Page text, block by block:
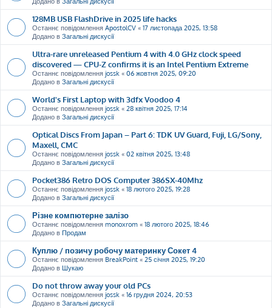
128MB USB FlashDrive in 2025 life hacks
Останнє повідомлення ApostolCV « 17 листопада 2025, 13:58
Додано в Загальні дискусії
Ultra-rare unreleased Pentium 4 with 4.0 GHz clock speed
discovered — CPU-Z confirms it is an Intel Pentium Extreme
Останнє повідомлення jossk « 06 жовтня 2025, 09:20
Додано в Загальні дискусії
World's First Laptop with 3dfx Voodoo 4
Останнє повідомлення jossk « 28 квітня 2025, 17:14
Додано в Загальні дискусії
Optical Discs From Japan – Part 6: TDK UV Guard, Fuji, LG/Sony,
Maxell, CMC
Останнє повідомлення jossk « 02 квітня 2025, 13:48
Додано в Загальні дискусії
Pocket386 Retro DOS Computer 386SX-40Mhz
Останнє повідомлення jossk « 18 лютого 2025, 19:28
Додано в Загальні дискусії
Різне компютерне залізо
Останнє повідомлення monoxrom « 18 лютого 2025, 18:46
Додано в Продам
Куплю / позичу робочу материнку Сокет 4
Останнє повідомлення BreakPoint « 25 січня 2025, 19:20
Додано в Шукаю
Do not throw away your old PCs
Останнє повідомлення jossk « 16 грудня 2024, 20:53
Додано в Загальні дискусії